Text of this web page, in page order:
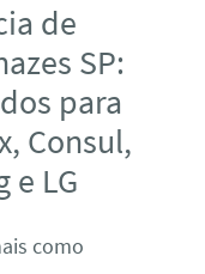
de
SP:
para
Consul,
e LG
como